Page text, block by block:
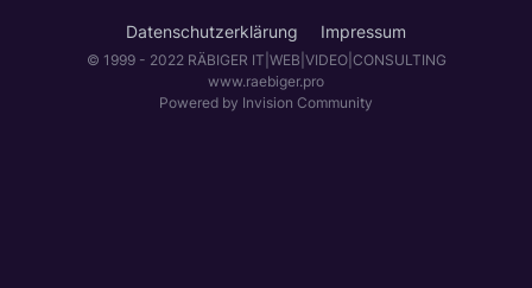
Datenschutzerklärung Impressum
© 1999 - 2022 RÄBIGER IT|WEB|VIDEO|CONSULTING
www.raebiger.pro
Powered by Invision Community